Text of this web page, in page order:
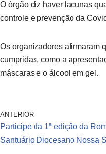
O órgão diz haver lacunas
controle e prevenção da
Os organizadores afirmaram
cumpridas, como a
máscaras e o álcool em gel.
ANTERIOR
Participe da 1ª edição da
Santuário Diocesano Nossa